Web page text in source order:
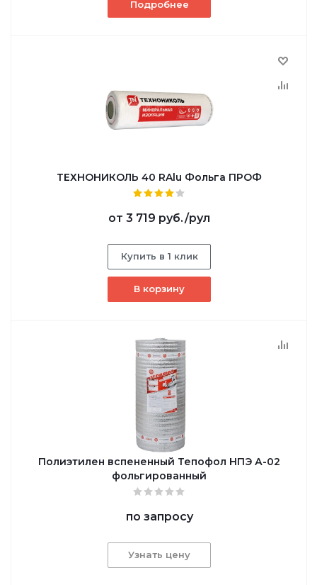
Подробнее
ТЕХНОНИКОЛЬ 40 RAlu Фольга ПРОФ
от 3 719 руб./рул
Купить в 1 клик
В корзину
Полиэтилен вспененный Тепофол НПЭ А-02
фольгированный
по запросу
Узнать цену